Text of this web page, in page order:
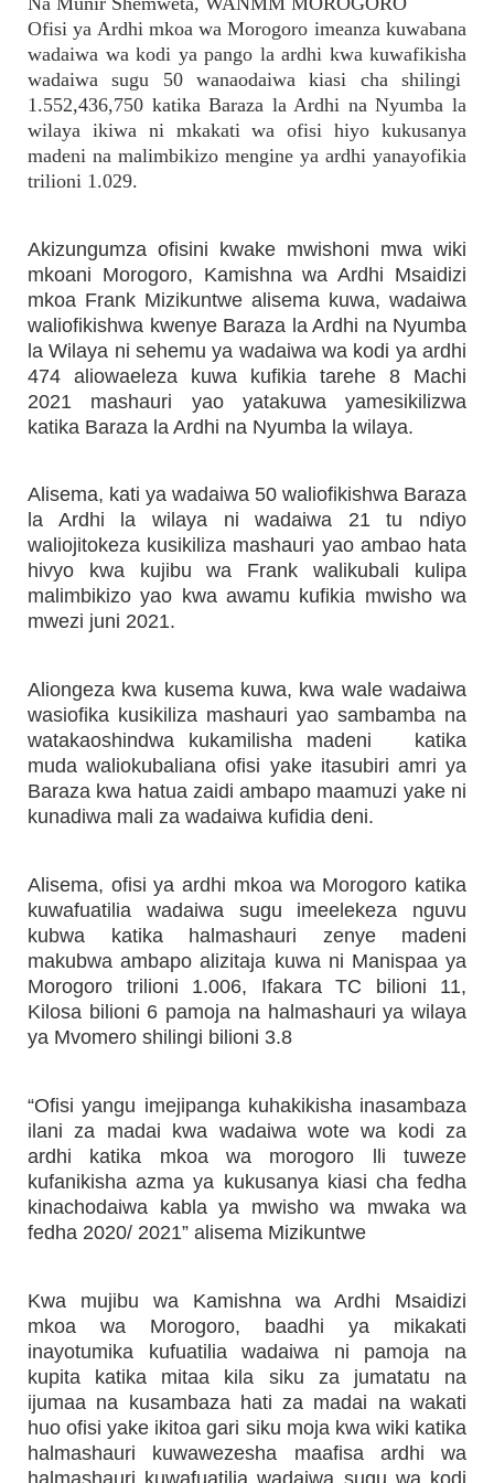
Ofisi ya Ardhi mkoa wa Morogoro imeanza kuwabana
wadaiwa wa kodi ya pango la ardhi kwa kuwafikisha
wadaiwa sugu 50 wanaodaiwa kiasi cha shilingi
1.552,436,750 katika Baraza la Ardhi na Nyumba la
wilaya ikiwa ni mkakati wa ofisi hiyo kukusanya
madeni na malimbikizo mengine ya ardhi yanayofikia
trilioni 1.029.
Akizungumza ofisini kwake mwishoni mwa wiki
mkoani Morogoro, Kamishna wa Ardhi Msaidizi
mkoa Frank Mizikuntwe alisema kuwa, wadaiwa
waliofikishwa kwenye Baraza la Ardhi na Nyumba
la Wilaya ni sehemu ya wadaiwa wa kodi ya ardhi
474 aliowaeleza kuwa kufikia tarehe 8 Machi
2021 mashauri yao yatakuwa yamesikilizwa
katika Baraza la Ardhi na Nyumba la wilaya.
Alisema, kati ya wadaiwa 50 waliofikishwa Baraza
la Ardhi la wilaya ni wadaiwa 21 tu ndiyo
waliojitokeza kusikiliza mashauri yao ambao hata
hivyo kwa kujibu wa Frank walikubali kulipa
malimbikizo yao kwa awamu kufikia mwisho wa
mwezi juni 2021.
Aliongeza kwa kusema kuwa, kwa wale wadaiwa
wasiofika kusikiliza mashauri yao sambamba na
watakaoshindwa kukamilisha madeni katika
muda waliokubaliana ofisi yake itasubiri amri ya
Baraza kwa hatua zaidi ambapo maamuzi yake ni
kunadiwa mali za wadaiwa kufidia deni.
Alisema, ofisi ya ardhi mkoa wa Morogoro katika
kuwafuatilia wadaiwa sugu imeelekeza nguvu
kubwa katika halmashauri zenye madeni
makubwa ambapo alizitaja kuwa ni Manispaa ya
Morogoro trilioni 1.006, Ifakara TC bilioni 11,
Kilosa bilioni 6 pamoja na halmashauri ya wilaya
ya Mvomero shilingi bilioni 3.8
“Ofisi yangu imejipanga kuhakikisha inasambaza
ilani za madai kwa wadaiwa wote wa kodi za
ardhi katika mkoa wa morogoro lli tuweze
kufanikisha azma ya kukusanya kiasi cha fedha
kinachodaiwa kabla ya mwisho wa mwaka wa
fedha 2020/ 2021” alisema Mizikuntwe
Kwa mujibu wa Kamishna wa Ardhi Msaidizi
mkoa wa Morogoro, baadhi ya mikakati
inayotumika kufuatilia wadaiwa ni pamoja na
kupita katika mitaa kila siku za jumatatu na
ijumaa na kusambaza hati za madai na wakati
huo ofisi yake ikitoa gari siku moja kwa wiki katika
halmashauri kuwawezesha maafisa ardhi wa
halmashauri kuwafuatilia wadaiwa sugu wa kodi